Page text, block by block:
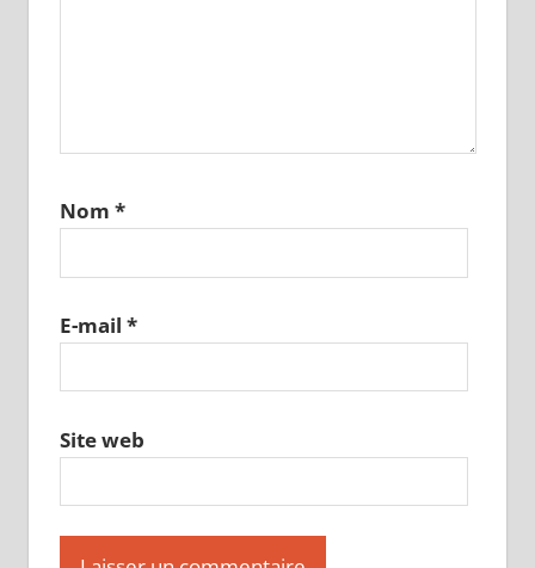
Nom *
E-mail *
Site web